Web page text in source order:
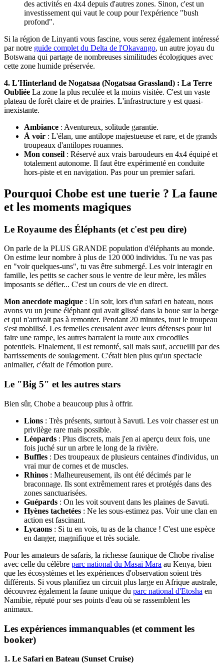
des activités en 4x4 depuis d'autres zones. Sinon, c'est un
investissement qui vaut le coup pour l'expérience "bush
profond".
Si la région de Linyanti vous fascine, vous serez également intéressé
par notre guide complet du Delta de l'Okavango, un autre joyau du
Botswana qui partage de nombreuses similitudes écologiques avec
cette zone humide préservée.
4. L'Hinterland de Nogatsaa (Nogatsaa Grassland) : La Terre
Oubliée La zone la plus reculée et la moins visitée. C'est un vaste
plateau de forêt claire et de prairies. L'infrastructure y est quasi-
inexistante.
Ambiance : Aventureux, solitude garantie.
À voir : L'élan, une antilope majestueuse et rare, et de grands
troupeaux d'antilopes rouannes.
Mon conseil : Réservé aux vrais baroudeurs en 4x4 équipé et
totalement autonome. Il faut être expérimenté en conduite
hors-piste et en navigation. Pas pour un premier safari.
Pourquoi Chobe est une tuerie ? La faune
et les moments magiques
Le Royaume des Éléphants (et c'est peu dire)
On parle de la PLUS GRANDE population d'éléphants au monde.
On estime leur nombre à plus de 120 000 individus. Tu ne vas pas
en "voir quelques-uns", tu vas être submergé. Les voir interagir en
famille, les petits se cacher sous le ventre de leur mère, les mâles
imposants se défier... C'est un cours de vie en direct.
Mon anecdote magique : Un soir, lors d'un safari en bateau, nous
avons vu un jeune éléphant qui avait glissé dans la boue sur la berge
et qui n'arrivait pas à remonter. Pendant 20 minutes, tout le troupeau
s'est mobilisé. Les femelles creusaient avec leurs défenses pour lui
faire une rampe, les autres barraient la route aux crocodiles
potentiels. Finalement, il est remonté, sali mais sauf, accueilli par des
barrissements de soulagement. C'était bien plus qu'un spectacle
animalier, c'était de l'émotion pure.
Le "Big 5" et les autres stars
Bien sûr, Chobe a beaucoup plus à offrir.
Lions : Très présents, surtout à Savuti. Les voir chasser est un
privilège rare mais possible.
Léopards : Plus discrets, mais j'en ai aperçu deux fois, une
fois juché sur un arbre le long de la rivière.
Buffles : Des troupeaux de plusieurs centaines d'individus, un
vrai mur de cornes et de muscles.
Rhinos : Malheureusement, ils ont été décimés par le
braconnage. Ils sont extrêmement rares et protégés dans des
zones sanctuarisées.
Guépards : On les voit souvent dans les plaines de Savuti.
Hyènes tachetées : Ne les sous-estimez pas. Voir une clan en
action est fascinant.
Lycaons : Si tu en vois, tu as de la chance ! C'est une espèce
en danger, magnifique et très sociale.
Pour les amateurs de safaris, la richesse faunique de Chobe rivalise
avec celle du célèbre parc national du Masai Mara au Kenya, bien
que les écosystèmes et les expériences d'observation soient très
différents. Si vous planifiez un circuit plus large en Afrique australe,
découvrez également la faune unique du parc national d'Etosha en
Namibie, réputé pour ses points d'eau où se rassemblent les
animaux.
Les expériences immanquables (et comment les
booker)
1. Le Safari en Bateau (Sunset Cruise)